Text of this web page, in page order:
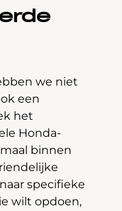
we niet
een
het
Honda-
binnen
specifieke
wilt opdoen,